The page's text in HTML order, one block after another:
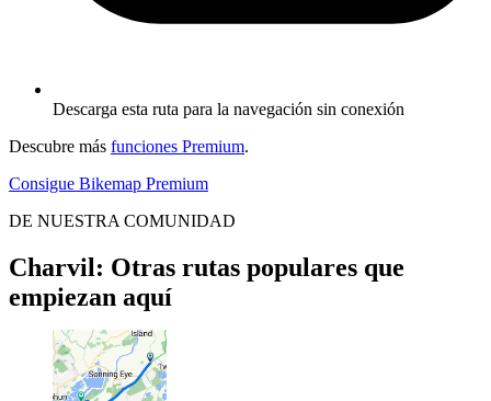
Descarga esta ruta para la navegación sin conexión
Descubre más funciones Premium.
Consigue Bikemap Premium
DE NUESTRA COMUNIDAD
Charvil: Otras rutas populares que
empiezan aquí